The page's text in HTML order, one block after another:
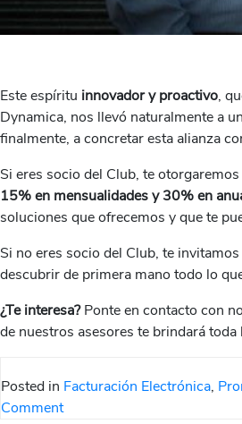
Este espíritu innovador y proactivo,
Dynamica, nos llevó naturalmente a
finalmente, a concretar esta alianza
Si eres socio del Club, te
15% en mensualidades y 30% en
soluciones que ofrecemos y que te
Si no eres socio del Club, te invitamos
descubrir de primera mano todo lo
¿Te interesa?Ponte en contacto con
de nuestros asesores te brindará
Posted in Facturación Electrónica,
Commenton